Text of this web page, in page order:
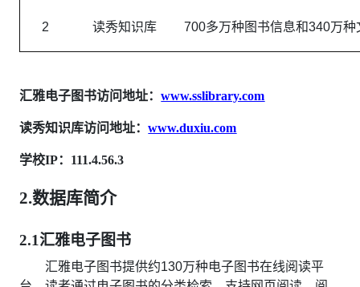
2 读秀知识库 700多万种图书信息和340万种
汇雅电子图书访问地址：www.sslibrary.com
读秀知识库访问地址：www.duxiu.com
学校IP：111.4.56.3
2.数据库简介
2.1汇雅电子图书
汇雅电子图书提供约130万种电子图书在线阅读平